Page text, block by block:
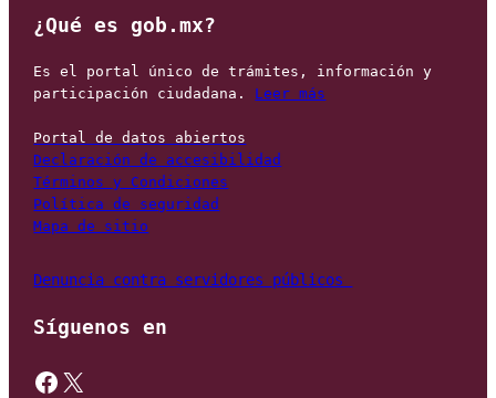
¿Qué es gob.mx?
Es el portal único de trámites, información y
participación ciudadana. Leer más
Portal de datos abiertos
Declaración de accesibilidad
Términos y Condiciones
Política de seguridad
Mapa de sitio
Denuncia contra servidores públicos
Síguenos en
https://www.facebook.com/gobmexico X